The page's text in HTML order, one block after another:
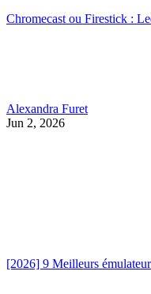
Chromecast ou Firestick :
Alexandra Furet
Jun 2, 2026
[2026] 9 Meilleurs